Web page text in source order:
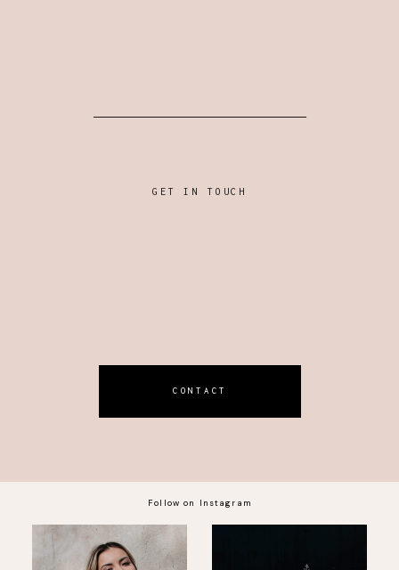
GET IN TOUCH
CONTACT
Follow on Instagram